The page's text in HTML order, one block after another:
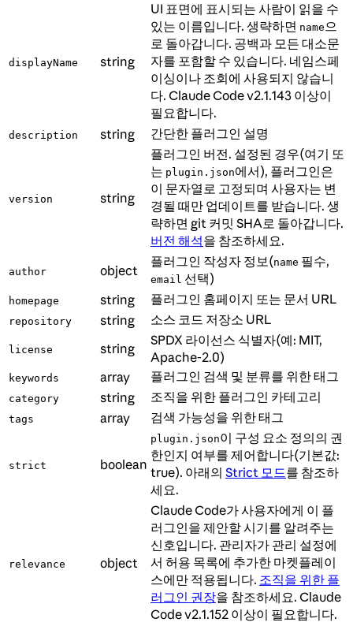
displayName string
UI 표면에 표시되는 사람이 읽을 수
있는 이름입니다. 생략하면 name으
로 돌아갑니다. 공백과 모든 대소문
자를 포함할 수 있습니다. 네임스페
이싱이나 조회에 사용되지 않습니
다. Claude Code v2.1.143 이상이
필요합니다.
description string 간단한 플러그인 설명
version string
플러그인 버전. 설정된 경우(여기 또
는 plugin.json에서), 플러그인은
이 문자열로 고정되며 사용자는 변
경될 때만 업데이트를 받습니다. 생
략하면 git 커밋 SHA로 돌아갑니다.
버전 해석을 참조하세요.
author object
플러그인 작성자 정보(name 필수,
email 선택)
homepage string 플러그인 홈페이지 또는 문서 URL
repository string 소스 코드 저장소 URL
license string
SPDX 라이선스 식별자(예: MIT,
Apache-2.0)
keywords array 플러그인 검색 및 분류를 위한 태그
category string 조직을 위한 플러그인 카테고리
tags array 검색 가능성을 위한 태그
strict boolean
plugin.json이 구성 요소 정의의 권
한인지 여부를 제어합니다(기본값:
true). 아래의 Strict 모드를 참조하
세요.
relevance object
Claude Code가 사용자에게 이 플
러그인을 제안할 시기를 알려주는
신호입니다. 관리자가 관리 설정에
서 허용 목록에 추가한 마켓플레이
스에만 적용됩니다. 조직을 위한 플
러그인 권장을 참조하세요. Claude
Code v2.1.152 이상이 필요합니다.